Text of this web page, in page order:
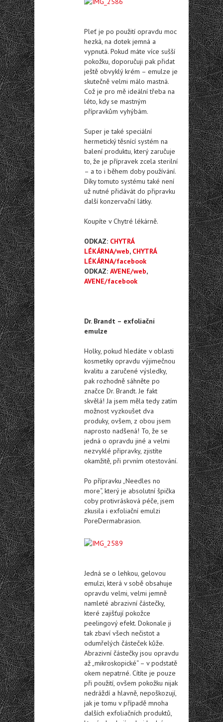
Pleť je po použití opravdu moc
hezká, na dotek jemná a
vypnutá. Pokud máte více sušší
pokožku, doporučuji pak přidat
ještě obvyklý krém – emulze je
skutečně velmi málo mastná.
Což je pro mě ideální třeba na
léto, kdy se mastným
přípravkům vyhýbám.
Super je také speciální
hermetický těsnící systém na
balení produktu, který zaručuje
to, že je přípravek zcela sterilní
– a to i během doby používání.
Díky tomuto systému také není
už nutné přidávát do připravku
další konzervační látky.
Koupíte v Chytré lékárně.
ODKAZ: CHYTRÁ
LÉKÁRNA/web, CHYTRÁ
LÉKÁRNA/facebook
ODKAZ: AVENE/web,
AVENE/facebook
Dr. Brandt – exfoliační
emulze
Holky, pokud hledáte v oblasti
kosmetiky opravdu výjimečnou
kvalitu a zaručené výsledky,
pak rozhodně sáhněte po
značce Dr. Brandt. Je fakt
skvělá! Ja jsem měla tedy zatím
možnost vyzkoušet dva
produky, ovšem, z obou jsem
naprosto nadšená! To, že se
jedná o opravdu jiné a velmi
nezvyklé připravky, zjistíte
okamžitě, při prvním otestování.
Po přípravku „Needles no
more“, který je absolutní špička
coby protivrásková péče, jsem
zkusila i exfoliační emulzi
PoreDermabrasion.
Jedná se o lehkou, gelovou
emulzi, která v sobě obsahuje
opravdu velmi, velmi jemně
namleté abrazivní částečky,
které zajišťují pokožce
peelingový efekt. Dokonale ji
tak zbaví všech nečistot a
odumřelých částeček kůže.
Abrazivní částečky jsou opravdu
až „mikroskopické“ – v podstatě
okem nepatrné. Cítíte je pouze
při použití, ovšem pokožku nijak
nedráždí a hlavně, nepoškozují,
jak je tomu v případě mnoha
dalších exfoliačních produktů,